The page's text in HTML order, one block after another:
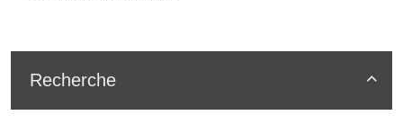

Recherche